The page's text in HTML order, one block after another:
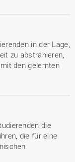
in der Lage,
zu abstrahieren,
den gelernten
die
die für eine